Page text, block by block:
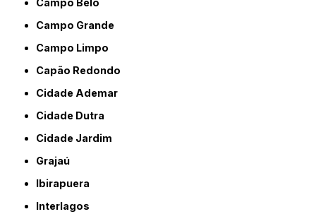
Campo Belo
Campo Grande
Campo Limpo
Capão Redondo
Cidade Ademar
Cidade Dutra
Cidade Jardim
Grajaú
Ibirapuera
Interlagos